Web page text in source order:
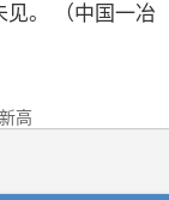
。 （中国一冶
高